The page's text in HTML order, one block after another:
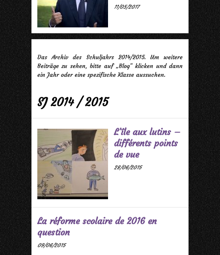
11/05/2017
Das Archiv des Schuljahrs 2014/2015. Um weitere
Beiträge zu sehen, bitte auf „Blog“ klicken und dann
ein Jahr oder eine spezifische Klasse aussuchen.
SJ 2014 / 2015
L’île aux lutins –
différents points
de vue
28/06/2015
La réforme scolaire de 2016 en
question
09/06/2015